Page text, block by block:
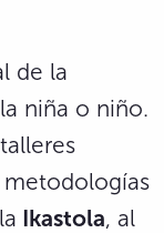
de la
niña o niño.
talleres
Ikastola, al